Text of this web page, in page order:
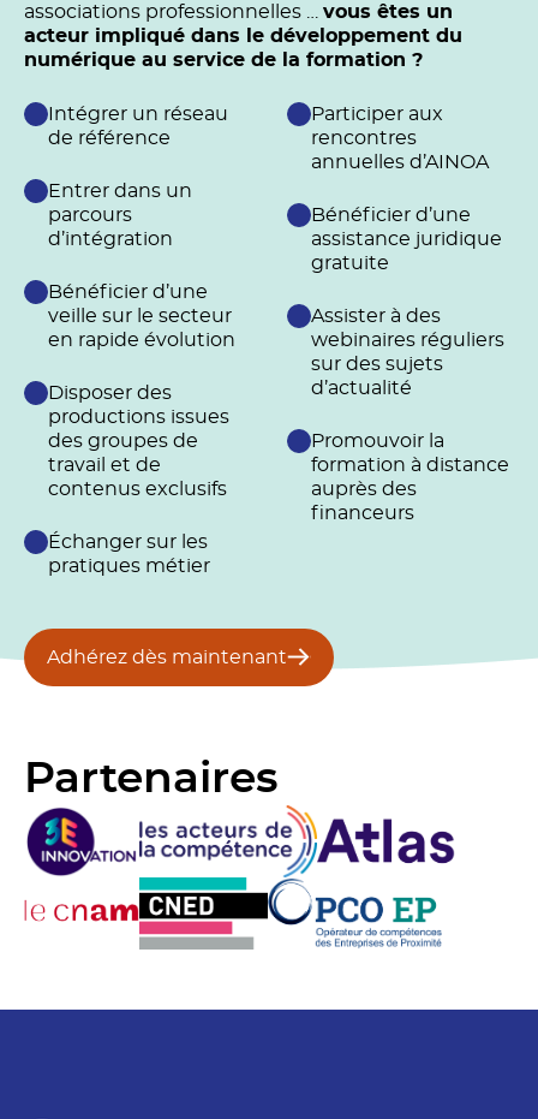
associations professionnelles … vous êtes un
acteur impliqué dans le développement du
numérique au service de la formation ?
Intégrer un réseau
de référence
Entrer dans un
parcours
d’intégration
Bénéficier d’une
veille sur le secteur
en rapide évolution
Disposer des
productions issues
des groupes de
travail et de
contenus exclusifs
Échanger sur les
pratiques métier
Participer aux
rencontres
annuelles d’AINOA
Bénéficier d’une
assistance juridique
gratuite
Assister à des
webinaires réguliers
sur des sujets
d’actualité
Promouvoir la
formation à distance
auprès des
financeurs
Adhérez dès maintenant
Partenaires